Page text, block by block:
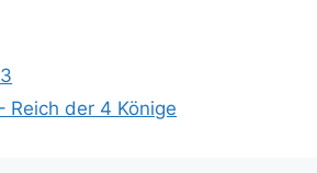
Reich der 4 Könige